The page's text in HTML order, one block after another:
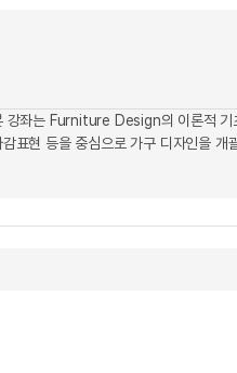
강좌는 Furniture Design의 이론적 기
감표현 등을 중심으로 가구 디자인을 개